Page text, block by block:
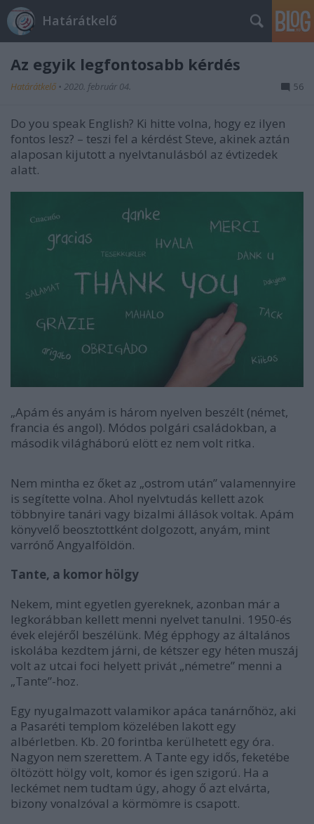
Határátkelő
Az egyik legfontosabb kérdés
Határátkelő • 2020. február 04. 56
Do you speak English? Ki hitte volna, hogy ez ilyen
fontos lesz? – teszi fel a kérdést Steve, akinek aztán
alaposan kijutott a nyelvtanulásból az évtizedek
alatt.
„Apám és anyám is három nyelven beszélt (német,
francia és angol). Módos polgári családokban, a
második világháború elött ez nem volt ritka.
Nem mintha ez őket az „ostrom után” valamennyire
is segítette volna. Ahol nyelvtudás kellett azok
többnyire tanári vagy bizalmi állások voltak. Apám
könyvelő beosztottként dolgozott, anyám, mint
varrónő Angyalföldön.
Tante, a komor hölgy
Nekem, mint egyetlen gyereknek, azonban már a
legkorábban kellett menni nyelvet tanulni. 1950-és
évek elejéről beszélünk. Még épphogy az általános
iskolába kezdtem járni, de kétszer egy héten muszáj
volt az utcai foci helyett privát „németre” menni a
„Tante”-hoz.
Egy nyugalmazott valamikor apáca tanárnőhöz, aki
a Pasaréti templom közelében lakott egy
albérletben. Kb. 20 forintba kerülhetett egy óra.
Nagyon nem szerettem. A Tante egy idős, feketébe
öltözött hölgy volt, komor és igen szigorú. Ha a
leckémet nem tudtam úgy, ahogy ő azt elvárta,
bizony vonalzóval a körmömre is csapott.